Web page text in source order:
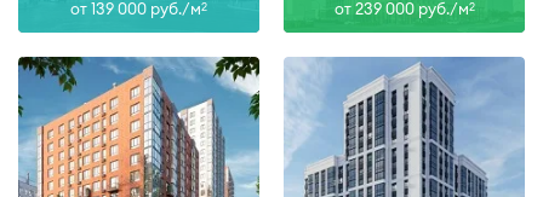
от 139 000 руб./м2 от 239 000 руб./м2